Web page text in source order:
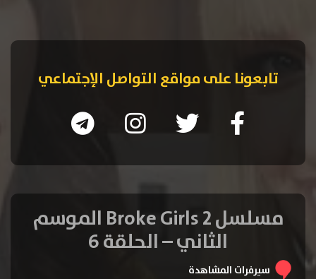
تابعونا على مواقع التواصل الإجتماعي
مسلسل 2 Broke Girls الموسم
الثاني – الحلقة 6
سيرفرات المشاهدة